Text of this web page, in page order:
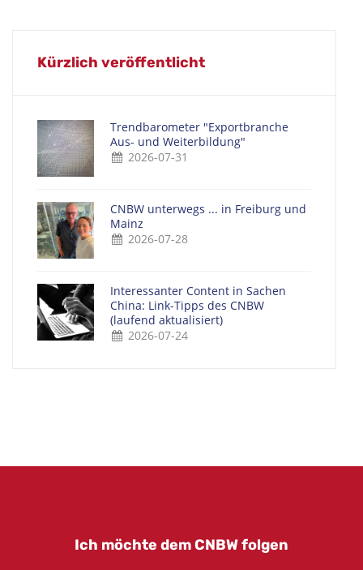
Kürzlich veröffentlicht
Trendbarometer "Exportbranche
Aus- und Weiterbildung"
2026-07-31
CNBW unterwegs ... in Freiburg und
Mainz
2026-07-28
Interessanter Content in Sachen
China: Link-Tipps des CNBW
(laufend aktualisiert)
2026-07-24
Ich möchte dem CNBW folgen